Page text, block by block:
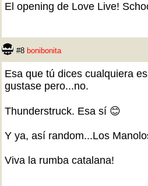
El opening de Love Live!
#8 bonibonita
Esa que tú dices cualquiera
gustase pero...no.
Thunderstruck. Esa sí 😊
Y ya, así random...Los
Viva la rumba catalana!